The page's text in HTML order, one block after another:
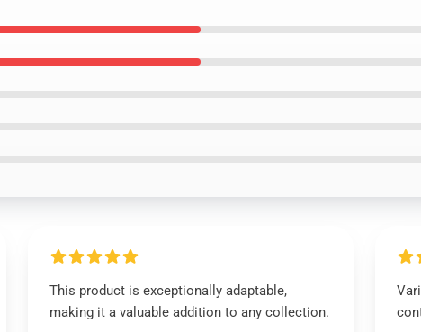
This product is exceptionally adaptable,
making it a valuable addition to any collection.